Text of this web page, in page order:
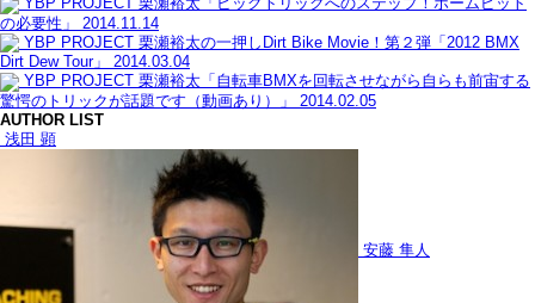
の必要性」
2014.11.14
YBP PROJECT 栗瀬裕太の一押しDirt Bike Movie！第２弾「2012 BMX
Dirt Dew Tour」
2014.03.04
YBP PROJECT 栗瀬裕太「自転車BMXを回転させながら自らも前宙する
驚愕のトリックが話題です（動画あり）」
2014.02.05
AUTHOR LIST
浅田 顕
安藤 隼人